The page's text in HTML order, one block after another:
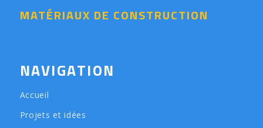
MATÉRIAUX DE CONSTRUCTION
NAVIGATION
Accueil
Projets et idées